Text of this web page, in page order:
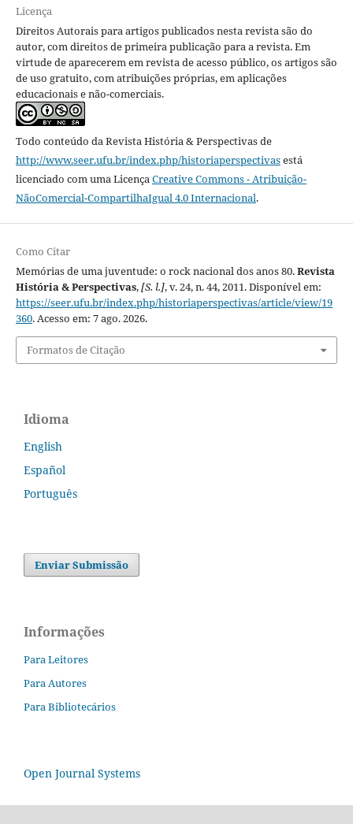
Licença
Direitos Autorais para artigos publicados nesta revista são do
autor, com direitos de primeira publicação para a revista. Em
virtude de aparecerem em revista de acesso público, os artigos são
de uso gratuito, com atribuições próprias, em aplicações
educacionais e não-comerciais.
Todo conteúdo da Revista História & Perspectivasde
http://www.seer.ufu.br/index.php/historiaperspectivasestá
licenciado com uma LicençaCreative Commons - Atribuição-
NãoComercial-CompartilhaIgual 4.0 Internacional.
Como Citar
Memórias de uma juventude: o rock nacional dos anos 80.Revista
História & Perspectivas,[S. l.], v. 24, n. 44, 2011. Disponível em:
https://seer.ufu.br/index.php/historiaperspectivas/article/view/19
360. Acesso em: 7 ago. 2026.
Formatos de Citação
Idioma
English
Español
Português
Enviar Submissão
Informações
Para Leitores
Para Autores
Para Bibliotecários
Open Journal Systems